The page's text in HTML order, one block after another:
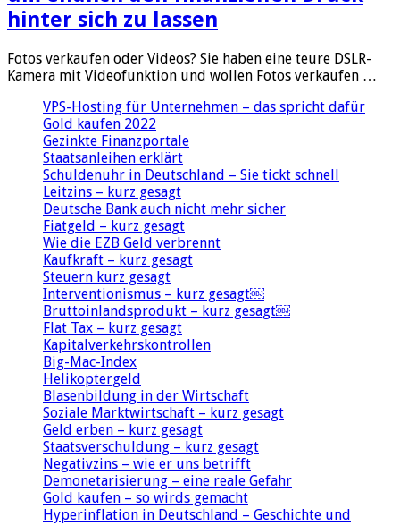
hinter sich zu lassen
Fotos verkaufen oder Videos? Sie haben eine teure DSLR-
Kamera mit Videofunktion und wollen Fotos verkaufen …
VPS-Hosting für Unternehmen – das spricht dafür
Gold kaufen 2022
Gezinkte Finanzportale
Staatsanleihen erklärt
Schuldenuhr in Deutschland – Sie tickt schnell
Leitzins – kurz gesagt
Deutsche Bank auch nicht mehr sicher
Fiatgeld – kurz gesagt
Wie die EZB Geld verbrennt
Kaufkraft – kurz gesagt
Steuern kurz gesagt
Interventionismus – kurz gesagt￼
Bruttoinlandsprodukt – kurz gesagt￼
Flat Tax – kurz gesagt
Kapitalverkehrskontrollen
Big-Mac-Index
Helikoptergeld
Blasenbildung in der Wirtschaft
Soziale Marktwirtschaft – kurz gesagt
Geld erben – kurz gesagt
Staatsverschuldung – kurz gesagt
Negativzins – wie er uns betrifft
Demonetarisierung – eine reale Gefahr
Gold kaufen – so wirds gemacht
Hyperinflation in Deutschland – Geschichte und